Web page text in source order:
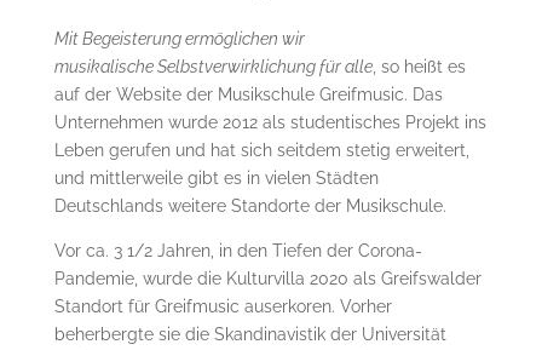
Mit Begeisterung ermöglichen wir
musikalische Selbstverwirklichung für alle, so heißt es
auf der Website der Musikschule Greifmusic. Das
Unternehmen wurde 2012 als studentisches Projekt ins
Leben gerufen und hat sich seitdem stetig erweitert,
und mittlerweile gibt es in vielen Städten
Deutschlands weitere Standorte der Musikschule.
Vor ca. 3 1/2 Jahren, in den Tiefen der Corona-
Pandemie, wurde die Kulturvilla 2020 als Greifswalder
Standort für Greifmusic auserkoren. Vorher
beherbergte sie die Skandinavistik der Universität